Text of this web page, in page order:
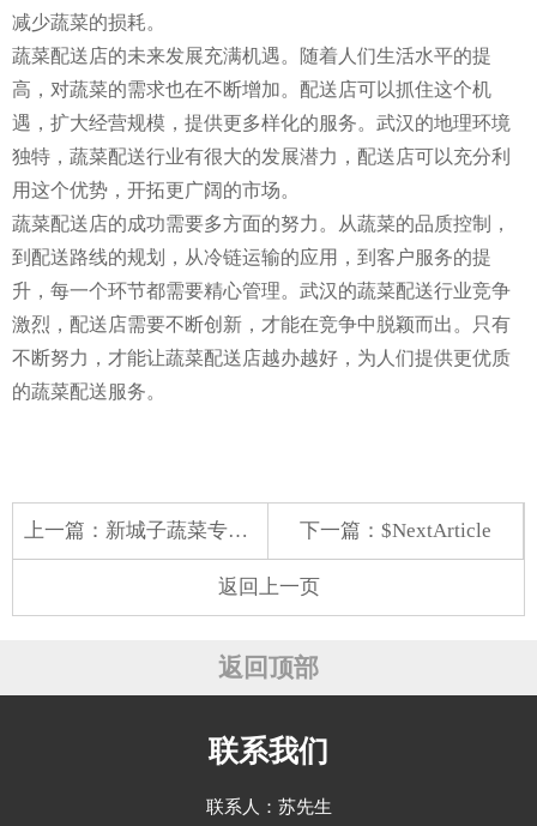
减少蔬菜的损耗。
蔬菜配送店的未来发展充满机遇。随着人们生活水平的提
高，对蔬菜的需求也在不断增加。配送店可以抓住这个机
遇，扩大经营规模，提供更多样化的服务。武汉的地理环境
独特，蔬菜配送行业有很大的发展潜力，配送店可以充分利
用这个优势，开拓更广阔的市场。
蔬菜配送店的成功需要多方面的努力。从蔬菜的品质控制，
到配送路线的规划，从冷链运输的应用，到客户服务的提
升，每一个环节都需要精心管理。武汉的蔬菜配送行业竞争
激烈，配送店需要不断创新，才能在竞争中脱颖而出。只有
不断努力，才能让蔬菜配送店越办越好，为人们提供更优质
的蔬菜配送服务。
上一篇： 新城子蔬菜专业配送公司 下一篇：$NextArticle
返回上一页
返回顶部
联系我们
联系人：苏先生